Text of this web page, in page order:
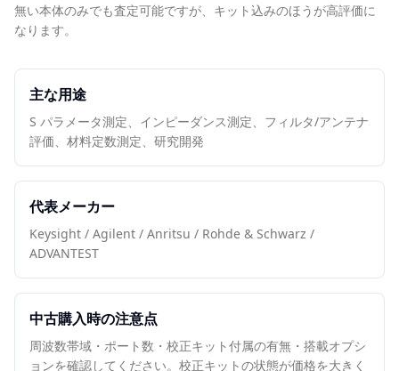
無い本体のみでも査定可能ですが、キット込みのほうが高評価に
なります。
主な用途
S パラメータ測定、インピーダンス測定、フィルタ/アンテナ
評価、材料定数測定、研究開発
代表メーカー
Keysight / Agilent / Anritsu / Rohde & Schwarz /
ADVANTEST
中古購入時の注意点
周波数帯域・ポート数・校正キット付属の有無・搭載オプシ
ョンを確認してください。校正キットの状態が価格を大きく